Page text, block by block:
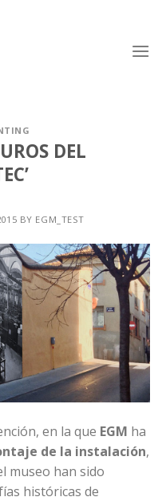
DEL
BY EGM_TEST
en la que EGM ha
de la instalación,
museo han sido
históricas de